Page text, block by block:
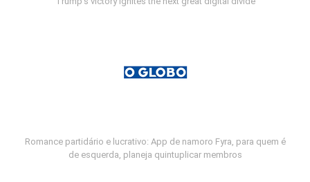
Romance partidário e lucrativo: App de namoro Fyra, para quem é
de esquerda, planeja quintuplicar membros